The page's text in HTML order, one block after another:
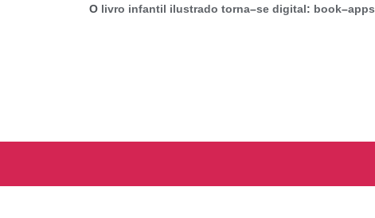
O livro infantil ilustrado torna–se digital: book–apps